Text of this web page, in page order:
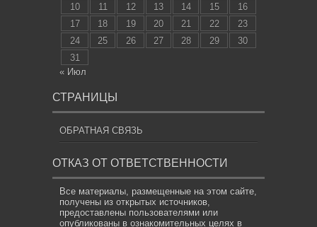
10
11 12 13 14 15
16
17
18 19 20 21 22
23
24
25 26 27 28 29
30
31
« Июл
СТРАНИЦЫ
ОБРАТНАЯ СВЯЗЬ
ОТКАЗ ОТ ОТВЕТСТВЕННОСТИ
Все материалы, размещенные на этом сайте,
получены из открытых источников,
предоставлены пользователями или
опубликованы в ознакомительных целях в